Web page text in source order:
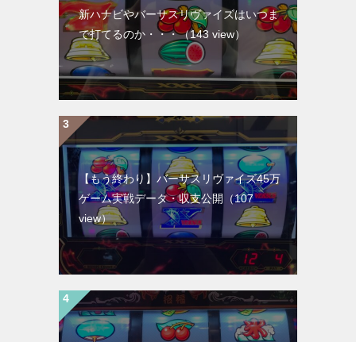
新ハナビやバーサスリヴァイズはいつま
で打てるのか・・・（143 view）
【もう終わり】バーサスリヴァイズ45万
ゲーム実戦データ・収支公開
（107
view）